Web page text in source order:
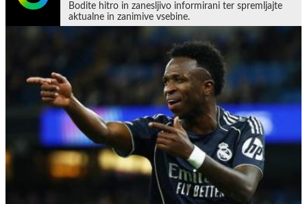
Bodite hitro in zanesljivo informirani ter spremljajte
aktualne in zanimive vsebine.